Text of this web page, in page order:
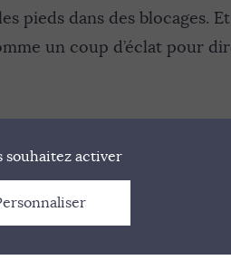
pieds dans des blocages.
un coup d’éclat pour
CONTACT
souhaitez activer